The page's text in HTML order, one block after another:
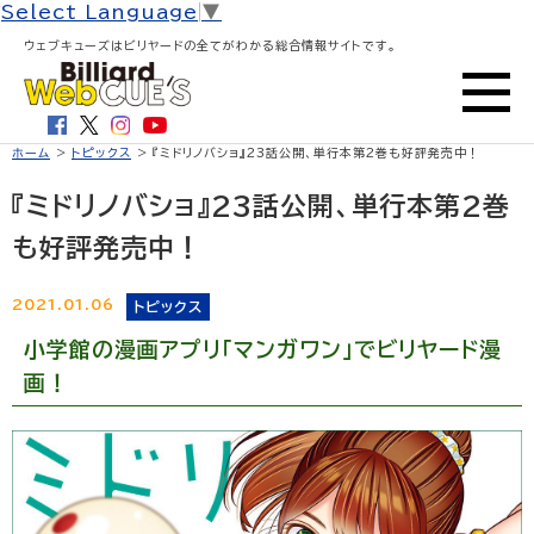
Select Language ▼
ウェブキューズはビリヤードの全てがわかる総合情報サイトです。
ホーム > トピックス > 『ミドリノバショ』23話公開、単行本第2巻も好評発売中！
『ミドリノバショ』23話公開、単行本第2巻
も好評発売中！
2021.01.06 トピックス
小学館の漫画アプリ「マンガワン」でビリヤード漫
画！